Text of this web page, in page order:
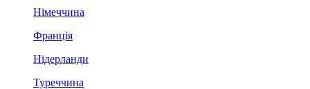
Німеччина
Франція
Нідерланди
Туреччина